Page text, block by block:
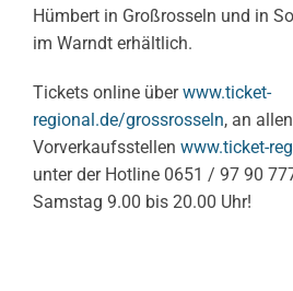
Hümbert in Großrosseln und in
im Warndt erhältlich.
Tickets online überwww.ticket-
regional.de/grossrosseln, an
Vorverkaufsstellen www.ticket-
unter der Hotline 0651 / 97 90
Samstag 9.00 bis 20.00 Uhr!